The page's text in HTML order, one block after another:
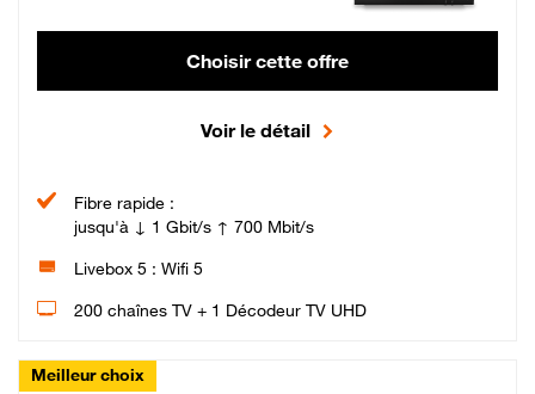
Choisir cette offre
Voir le détail
Fibre rapide :
jusqu'à ↓ 1 Gbit/s ↑ 700 Mbit/s
Livebox 5 : Wifi 5
200 chaînes TV + 1 Décodeur TV UHD
Meilleur choix